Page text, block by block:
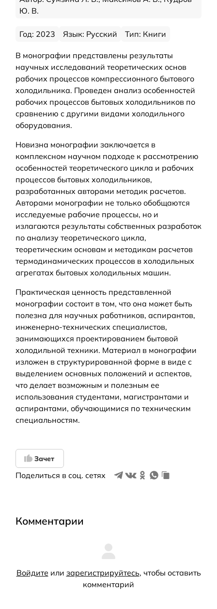
Ю. В.
Год: 2023 Язык: Русский Тип: Книги
В монографии представлены результаты
научных исследований теоретических основ
рабочих процессов компрессионного бытового
холодильника. Проведен анализ особенностей
рабочих процессов бытовых холодильников по
сравнению с другими видами холодильного
оборудования.
Новизна монографии заключается в
комплексном научном подходе к рассмотрению
особенностей теоретического цикла и рабочих
процессов бытовых холодильников,
разработанных авторами методик расчетов.
Авторами монографии не только обобщаются
исследуемые рабочие процессы, но и
излагаются результаты собственных разработок
по анализу теоретического цикла,
теоретическим основам и методикам расчетов
термодинамических процессов в холодильных
агрегатах бытовых холодильных машин.
Практическая ценность представленной
монографии состоит в том, что она может быть
полезна для научных работников, аспирантов,
инженерно-технических специалистов,
занимающихся проектированием бытовой
холодильной техники. Материал в монографии
изложен в структурированной форме в виде с
выделением основных положений и аспектов,
что делает возможным и полезным ее
использования студентами, магистрантами и
аспирантами, обучающимися по техническим
специальностям.
Зачет
Поделиться в соц. сетях
Комментарии
Войдите или зарегистрируйтесь, чтобы оставить
комментарий